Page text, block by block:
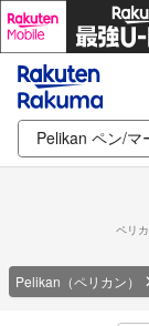
ペリ
Pelikan（ペリカン）